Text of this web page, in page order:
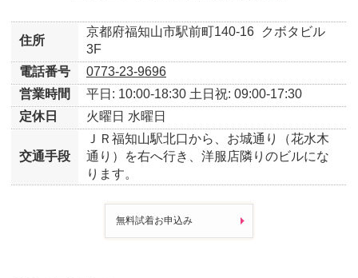
住所
京都府福知山市駅前町140-16
クボタビル
3F
電話番号
0773-23-9696
営業時間
平日: 10:00-18:30 土日祝: 09:00-17:30
定休日
火曜日 水曜日
交通手段
ＪＲ福知山駅北口から、お城通り（花水木
通り）を右へ行き、洋服店隣りのビルにな
ります。
無料試着お申込み